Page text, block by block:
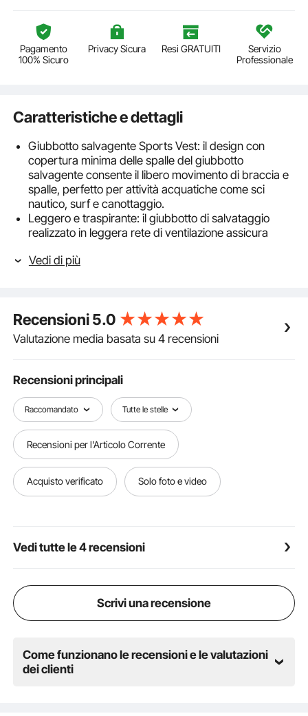
Pagamento
100% Sicuro
Privacy Sicura Resi GRATUITI
Servizio
Professionale
Caratteristiche e dettagli
Giubbotto salvagente Sports Vest: il design con
copertura minima delle spalle del giubbotto
salvagente consente il libero movimento di braccia e
spalle, perfetto per attività acquatiche come sci
nautico, surf e canottaggio.
Leggero e traspirante: il giubbotto di salvataggio
realizzato in leggera rete di ventilazione assicura
comodo durante le attività in acqua. Tre strutture di
una galleggiabilità stabile. Il nylon impermeabile
esterno mantiene asciutto il cotone galleggiante. Il
giubbotto di salvataggio soddisfa gli standard di
Ampia capacità di stoccaggio: due grandi tasche per
giubbotti di salvataggio e gilet offrono ampio spazio
per oggetti essenziali come portafogli, telefoni e
chiavi. La linguetta Lash Tab sul petto offre un
comodo spazio per oggetti come fischietti e occhiali
da sole.
Taglie standard: il gilet è disponibile in quattro taglie
standard corrispondenti alle misure del torace: S
32"-52", M 35"-58", L 37"-64", XL 40"-69",
Vedi di più
Recensioni5.0
Valutazione media basata su 4 recensioni
Recensioni principali
Raccomandato Tutte le stelle
Recensioni per l'Articolo Corrente
Acquisto verificato Solo foto e video
Vedi tutte le 4 recensioni
Scrivi una recensione
Come funzionano le recensioni e le valutazioni
dei clienti